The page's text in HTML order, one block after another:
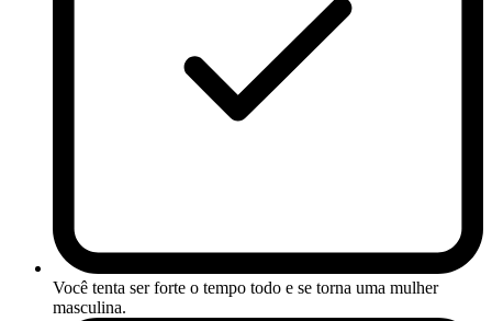
Você tenta ser forte o tempo todo e se torna uma mulher
masculina.